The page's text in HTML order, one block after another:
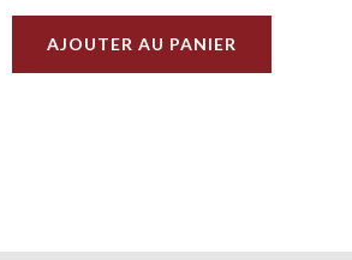
AJOUTER AU PANIER